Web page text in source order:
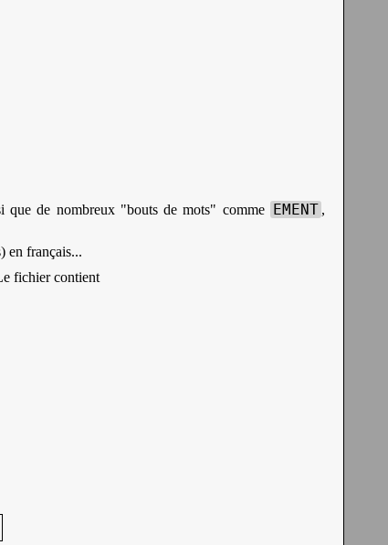
que de nombreux "bouts de mots" comme EMENT ,
en français...
fichier contient